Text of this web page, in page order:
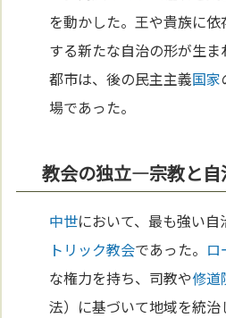
を動かした。王や貴族に
する新たな自治の形が生
都市は、後の民主主義国家
場であった。
教会の独立—宗教と自
中世において、最も強い
トリック教会であった。 ロ
な権力を持ち、司教や修道
法）に基づいて地域を統治